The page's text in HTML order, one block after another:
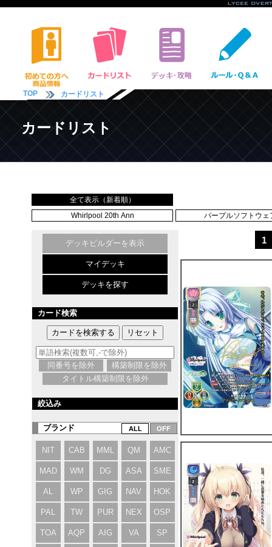
TOP カードリスト
カードリスト
全て表示（新着順）
Whirlpool 20th Ann
パープルソフトウェ
デッキビルダーを表示
マイデッキ
デッキを探す
カード検索
同番号を除外
構築制限を除外
タイトル構築制限を除外
絞込み
ブランド
NIT CAB MML QM AMC
MAD WM DG ASA SME
AL WP GIG NAV HOK
PAL TW PUR NEX OSP
TOA AQP AIG VA SP
1